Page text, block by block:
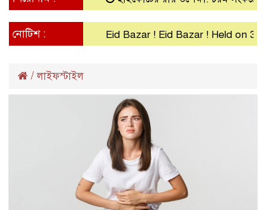
নোটিশ : Eid Bazar ! Eid Bazar ! Held on 30th
/লাইফস্টাইল